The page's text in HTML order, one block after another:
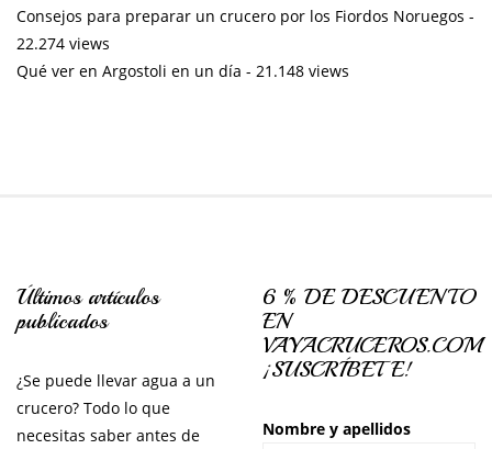
Consejos para preparar un crucero por los Fiordos Noruegos -
22.274 views
Qué ver en Argostoli en un día - 21.148 views
Últimos artículos
publicados
¿Se puede llevar agua a un
crucero? Todo lo que
necesitas saber antes de
6 % DE DESCUENTO
EN
VAYACRUCEROS.COM
¡SUSCRÍBETE!
Nombre y apellidos